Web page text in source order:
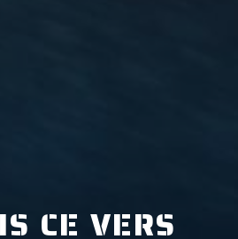
CE VERS